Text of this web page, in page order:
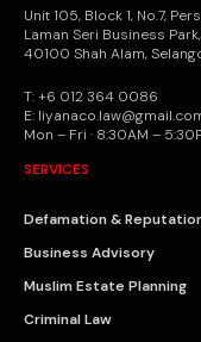
Unit 105, Block 1, No.7,
Laman Seri Business
40100 Shah Alam,
T: +6 012 364 0086
E:
Mon – Fri · 8:30AM –
SERVICES
Defamation &
Business Advisory
Muslim Estate Planning
Criminal Law